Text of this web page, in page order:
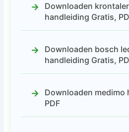
Downloaden
handleiding Gratis,
Downloaden bosch
handleiding Gratis,
Downloaden medimo
PDF